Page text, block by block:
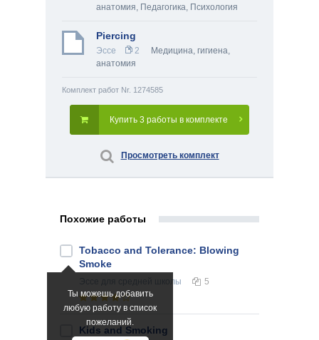
анатомия, Педагогика, Психология
Piercing
Эссе 2
Медицина, гигиена,
анатомия
Комплект работ Nr. 1274585
Купить 3 работы в комплекте
Просмотреть комплект
Похожие работы
Ты можешь добавить
любую работу в список
пожеланий.
Tobacco and Tolerance: Blowing
Smoke
для средней школы 5
Kids and Smoking